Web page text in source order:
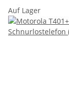
Auf Lager